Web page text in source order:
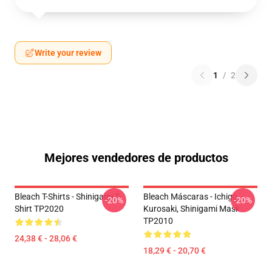
Write your review
1 / 2
Mejores vendedores de productos
Bleach T-Shirts - Shinigami T-
Shirt TP2020
24,38 € - 28,06 €
-20%
Bleach Máscaras - Ichigo
Kurosaki, Shinigami Mask
TP2010
18,29 € - 20,70 €
-20%